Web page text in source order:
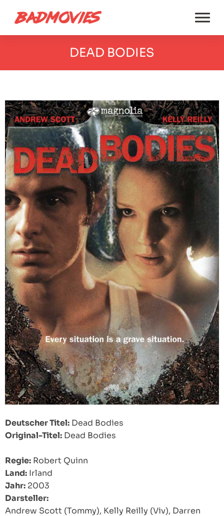
DEAD BODIES
Deutscher Titel: Dead Bodies
Original-Titel: Dead Bodies
Regie: Robert Quinn
Land: Irland
Jahr: 2003
Darsteller:
Andrew Scott (Tommy), Kelly Reilly (Viv), Darren